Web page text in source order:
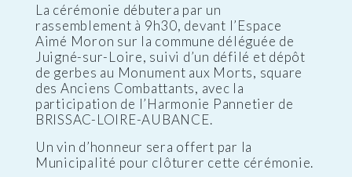
La cérémonie débutera par un
rassemblement à 9h30, devant l’Espace
Aimé Moron sur la commune déléguée de
Juigné-sur-Loire, suivi d’un défilé et dépôt
de gerbes au Monument aux Morts, square
des Anciens Combattants, avec la
participation de l’Harmonie Pannetier de
BRISSAC-LOIRE-AUBANCE.
Un vin d’honneur sera offert par la
Municipalité pour clôturer cette cérémonie.